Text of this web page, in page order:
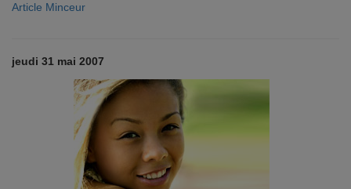
Article Minceur
jeudi 31 mai 2007